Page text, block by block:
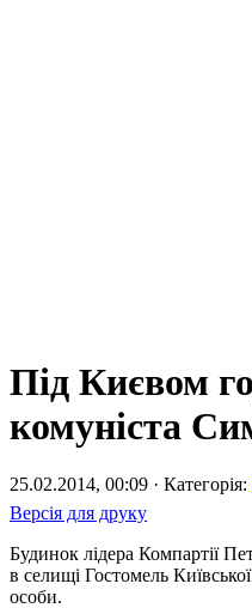
Під Києвом
комуніста
25.02.2014, 00:09 · Категорія:
Версія для друку
Будинок лідера Компартії
в селищі Гостомель
особи.